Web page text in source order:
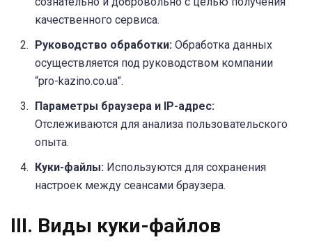
качественного сервиса.
Руководство обработки: Обработка данных
осуществляется под руководством компании
“pro-kazino.co.ua”.
Параметры браузера и IP-адрес:
Отслеживаются для анализа пользовательского
опыта.
Куки-файлы: Используются для сохранения
настроек между сеансами браузера.
III. Виды куки-файлов